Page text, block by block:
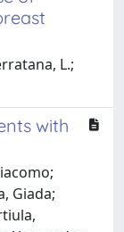
L.;
with
Giada;